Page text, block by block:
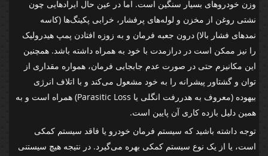
وزن خودروهای بسیار سنگین است. اما در عین حال ایرادهایی چون
نشتی روغن از مخزن و لوله‌های پرفشار، خرابی پکینگ‌ها (کاسه
نمدهای فشار بالا) درون جعبه فرمان و به زوزه افتادن پمپ هیدرولیک
را نیز ممکن است در درازمدت با خود به همراه داشته باشد. همچنین
این مکانیزم حتی در صورت عدم جابجایی فرمان، همواره مقداری از
توان و گشتاور پیشرانه را به خود مشعول می‌کند و با اتلاف انرژی
بیهوده (معروف به هدررفت انگلی یا Parasitic Loss) همراه است و به
همین دلیل بازده کاری آن پایین است.
توجه داشته باشید که سیستم فرمان خودرو یا فاقد سیستم کمکی
است، یا از یک نوع سیستم کمکی بهره می‌گیرد. در نتیجه هیچ سیستنی